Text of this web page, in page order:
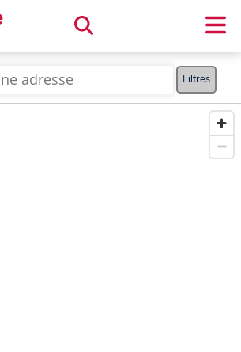
Filtres